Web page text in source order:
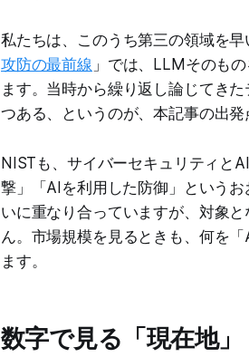
私たちは、このうち第三の領域を
攻防の最前線 」では、LLMそのも
ます。当時から繰り返し論じてき
つある、というのが、本記事の出発
NISTも、サイバーセキュリティと
撃」「AIを利用した防御」という
いに重なり合っていますが、対象
ん。市場規模を見るときも、何を
ます。
数字で見る「現在地」